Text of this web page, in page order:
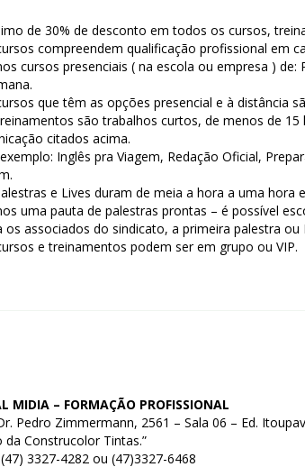
de 30% de desconto em todos os cursos,
compreendem qualificação profissional em
cursos presenciais ( na escola ou empresa )
que têm as opções presencial e à distância
são trabalhos curtos, de menos de
citados acima.
Inglês pra Viagem, Redação Oficial,
e Lives duram de meia a hora a uma
uma pauta de palestras prontas – é possível
os associados do sindicato, a primeira palestra ou
e treinamentos podem ser em grupo ou VIP.
MIDIA – FORMAÇÃO PROFISSIONAL
Pedro Zimmermann, 2561 – Sala 06 – Ed.
da Construcolor Tintas.”
3327-4282 ou (47)3327-6468